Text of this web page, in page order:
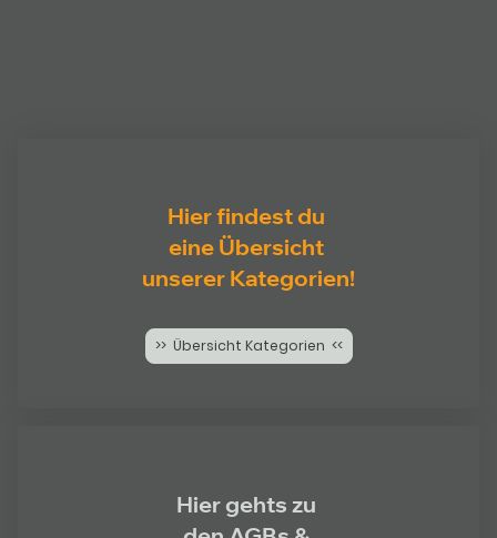
Hier findest du
eine Übersicht
unserer Kategorien!
>> Übersicht Kategorien <<
Hier gehts zu